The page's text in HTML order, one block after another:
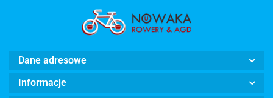
Dane adresowe
Informacje